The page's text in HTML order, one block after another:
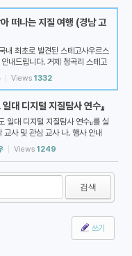
떠나는 지질 여행 (경남 고
내 최초로 발견된 스테고사우르스
내드립니다. 거제 청곡리 스테고
한 진주교대 교수 김경수 박사...
Views 1332
대 디지털 지질탐사 연수』
대 디지털 지질탐사 연수』를 실
사 및 관심 교사 나. 행사 안내
소: 전곡항 주차장 (9시 40분
Views 1249
검색
쓰기